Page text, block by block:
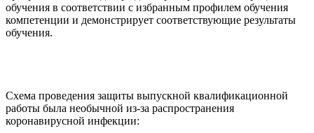
обучения в соответствии с избранным профилем обучения
компетенции и демонстрирует соответствующие результаты
обучения.
Cхема проведения защиты выпускной квалификационной
работы была необычной из-за распространения
коронавирусной инфекции: